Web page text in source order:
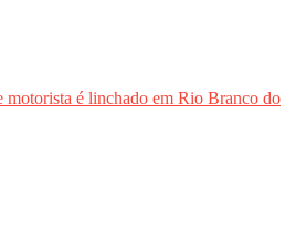
motorista é linchado em Rio Branco do